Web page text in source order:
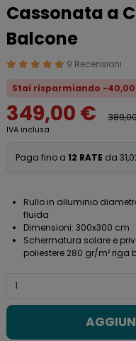
Cassonata a
Balcone
9 Recensioni
Stai risparmiando -
349,00 €
IVA inclusa
Paga fino a 12 RATE da
Rullo in alluminio
fluida
Dimensioni: 300x300 cm
Schermatura solare e
poliestere 280 gr/m² riga